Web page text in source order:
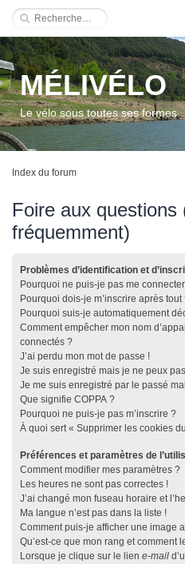
MÉLIVÉLO
Le vélo sous toutes ses formes
Index du forum
Foire aux
fréquemment)
Problèmes d’identification et
Pourquoi ne puis-je pas me
Pourquoi dois-je m’inscrire après tout
Pourquoi suis-je automatiquement
Comment empêcher mon nom
connectés ?
J’ai perdu mon mot de passe !
Je suis enregistré mais je ne peux
Je me suis enregistré par le passé
Que signifie COPPA ?
Pourquoi ne puis-je pas m’inscrire ?
À quoi sert « Supprimer les cookies
Préférences et paramètres de
Comment modifier mes paramètres ?
Les heures ne sont pas correctes !
J’ai changé mon fuseau horaire et
Ma langue n’est pas dans la liste !
Comment puis-je afficher une image
Qu’est-ce que mon rang et comment
Lorsque je clique sur le lien e-mail